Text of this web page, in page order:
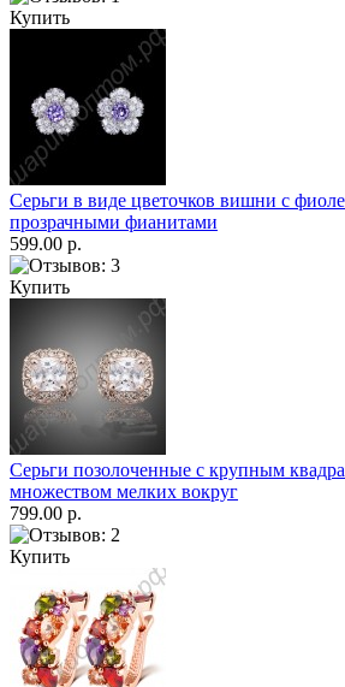
Купить
Серьги в виде цветочков вишни с
прозрачными фианитами
599.00 р.
Купить
Серьги позолоченные с крупным
множеством мелких вокруг
799.00 р.
Купить